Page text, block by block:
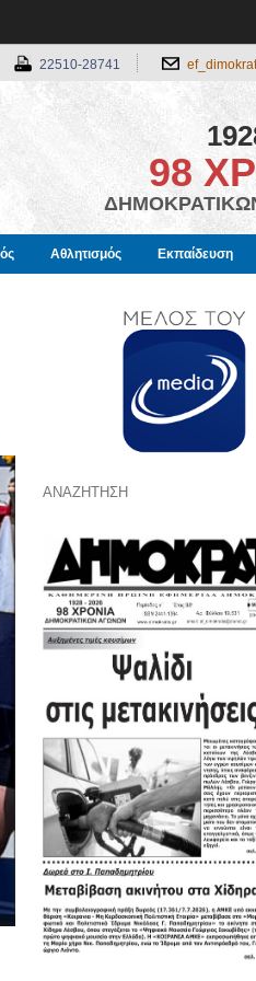
22510-28741
98
Αθλητισμός Εκπαίδευση